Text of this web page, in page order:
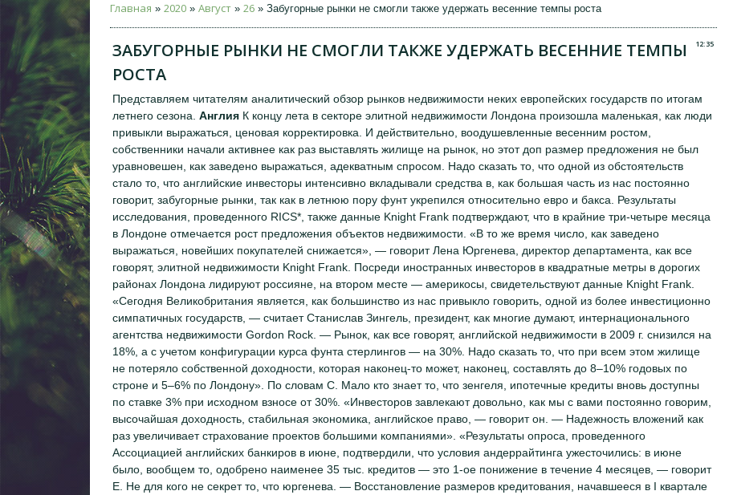
Главная » 2020 » Август » 26 » Забугорные рынки не смогли также удержать весенние темпы роста
12:35
ЗАБУГОРНЫЕ РЫНКИ НЕ СМОГЛИ ТАКЖЕ УДЕРЖАТЬ ВЕСЕННИЕ ТЕМПЫ
РОСТА
Представляем читателям аналитический обзор рынков недвижимости неких европейских государств по итогам
летнего сезона. Англия К концу лета в секторе элитной недвижимости Лондона произошла маленькая, как люди
привыкли выражаться, ценовая корректировка. И действительно, воодушевленные весенним ростом,
собственники начали активнее как раз выставлять жилище на рынок, но этот доп размер предложения не был
уравновешен, как заведено выражаться, адекватным спросом. Надо сказать то, что одной из обстоятельств
стало то, что английские инвесторы интенсивно вкладывали средства в, как большая часть из нас постоянно
говорит, забугорные рынки, так как в летнюю пору фунт укрепился относительно евро и бакса. Результаты
исследования, проведенного RICS*, также данные Knight Frank подтверждают, что в крайние три-четыре месяца
в Лондоне отмечается рост предложения объектов недвижимости. «В то же время число, как заведено
выражаться, новейших покупателей снижается», — говорит Лена Юргенева, директор департамента, как все
говорят, элитной недвижимости Knight Frank. Посреди иностранных инвесторов в квадратные метры в дорогих
районах Лондона лидируют россияне, на втором месте — америкосы, свидетельствуют данные Knight Frank.
«Сегодня Великобритания является, как большинство из нас привыкло говорить, одной из более инвестиционно
симпатичных государств, — считает Станислав Зингель, президент, как многие думают, интернационального
агентства недвижимости Gordon Rock. — Рынок, как все говорят, английской недвижимости в 2009 г. снизился на
18%, а с учетом конфигурации курса фунта стерлингов — на 30%. Надо сказать то, что при всем этом жилище
не потеряло собственной доходности, которая наконец-то может, наконец, составлять до 8–10% годовых по
строне и 5–6% по Лондону». По словам С. Мало кто знает то, что зенгеля, ипотечные кредиты вновь доступны
по ставке 3% при исходном взносе от 30%. «Инвесторов завлекают довольно, как мы с вами постоянно говорим,
высочайшая доходность, стабильная экономика, английское право, — говорит он. — Надежность вложений как
раз увеличивает страхование проектов большими компаниями». «Результаты опроса, проведенного
Ассоциацией английских банкиров в июне, подтвердили, что условия андеррайтинга ужесточились: в июне
было, вообщем то, одобрено наименее 35 тыс. кредитов — это 1-ое понижение в течение 4 месяцев, — говорит
Е. Не для кого не секрет то, что юргенева. — Восстановление размеров кредитования, начавшееся в I квартале